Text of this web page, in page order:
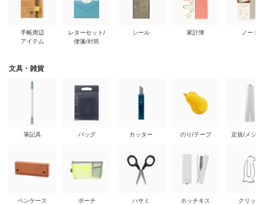
手帳周辺
アイテム
レターセット/
便箋/封筒
シール 家計簿 ノート
文具・雑貨
筆記具
ペンケース
バッグ
ポーチ
カッター
ハサミ
のり/テープ
ホッチキス
定規/メジ
クリップ